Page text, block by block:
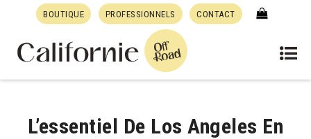
BOUTIQUE PROFESSIONNELS CONTACT
L’essentiel De Los Angeles En